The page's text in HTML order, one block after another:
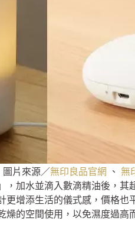
圖片來源／無印良品官網 、 無
加水並滴入數滴精油後，
更增添生活的儀式感，價格
的空間使用，以免濕度過高